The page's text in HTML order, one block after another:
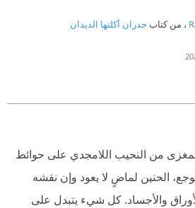
، من كتاب جدران أكلتها الديدان
من النحيب اللامجدي على حوائط
الحنين لماضٍ لا يعود وإن نقشه
والأجساد. كل شيء يتبدل على